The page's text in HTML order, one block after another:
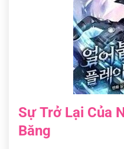
Sự Trở Lại Của
Băng